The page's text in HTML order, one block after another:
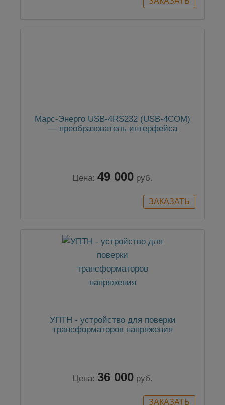
Марс-Энерго USB-4RS232 (USB-4COM)
— преобразователь интерфейса
Цена: 49 000 руб.
УПТН - устройство для поверки
трансформаторов напряжения
Цена: 36 000 руб.